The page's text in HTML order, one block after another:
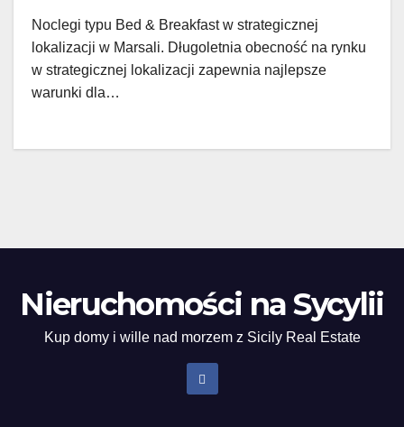
Noclegi typu Bed & Breakfast w strategicznej
lokalizacji w Marsali. Długoletnia obecność na rynku
w strategicznej lokalizacji zapewnia najlepsze
warunki dla…
Nieruchomości na Sycylii
Kup domy i wille nad morzem z Sicily Real Estate